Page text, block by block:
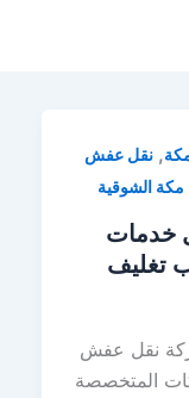
, نقل عفش
الشوقية
خدمات
تغليف
نقل عفش
المتخصصة